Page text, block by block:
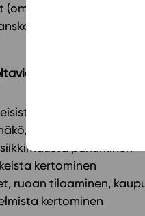
(omat tiedot, suku,
(esim. tien
kertominen
huone jne)
puhuminen
kertominen
ruoan tilaaminen,
kertominen